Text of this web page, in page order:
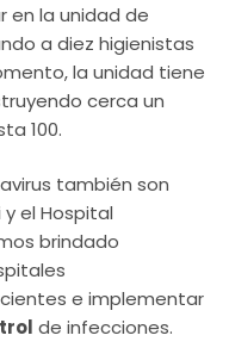
en la unidad de
a diez higienistas
la unidad tiene
cerca un
100.
también son
el Hospital
brindado
e implementar
de infecciones.